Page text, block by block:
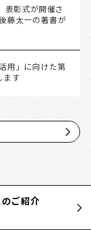
表彰式が開催さ
藤太一の著書が
用」に向けた第
ます
ご紹介